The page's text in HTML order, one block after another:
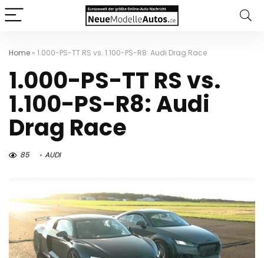
Home » 1.000-PS-TT RS vs. 1.100-PS-R8: Audi Drag Race
1.000-PS-TT RS vs.
1.100-PS-R8: Audi
Drag Race
85 AUDI